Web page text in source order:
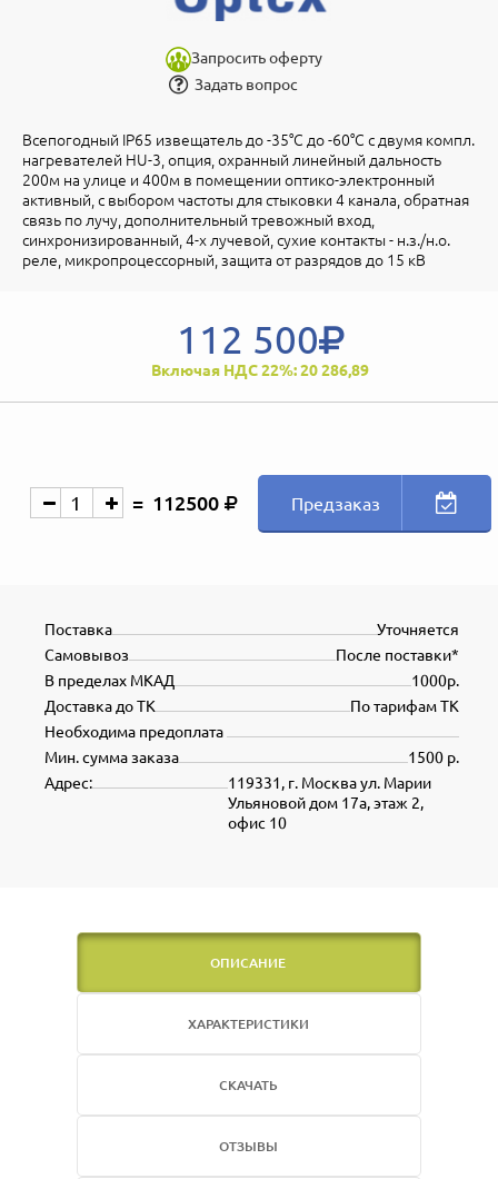
Запросить оферту
Задать вопрос
Всепогодный IP65 извещатель до -35°С до -60°С с двумя компл.
нагревателей HU-3, опция, охранный линейный дальность
200м на улице и 400м в помещении оптико-электронный
активный, с выбором частоты для стыковки 4 канала, обратная
связь по лучу, дополнительный тревожный вход,
синхронизированный, 4-х лучевой, сухие контакты - н.з./н.о.
реле, микропроцессорный, защита от разрядов до 15 кВ
112 500
Включая НДС 22%: 20 286,89
112500 Предзаказ
Уточняется
Поставка
После поставки*
Самовывоз
1000р.
В пределах МКАД
По тарифам ТК
Доставка до ТК
Необходима предоплата
1500 р.
Мин. сумма заказа
119331, г. Москва ул. Марии
Ульяновой дом 17а, этаж 2,
офис 10
Адрес:
ОПИСАНИЕ
ХАРАКТЕРИСТИКИ
СКАЧАТЬ
ОТЗЫВЫ